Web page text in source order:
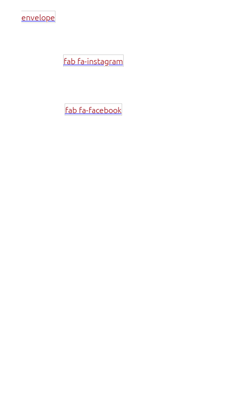
envelope
fab fa-instagram
fab fa-facebook